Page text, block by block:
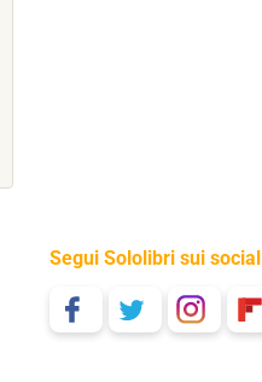
Segui Sololibri sui social